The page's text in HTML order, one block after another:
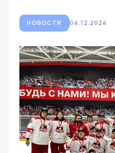
НОВОСТИ 04.12.2024